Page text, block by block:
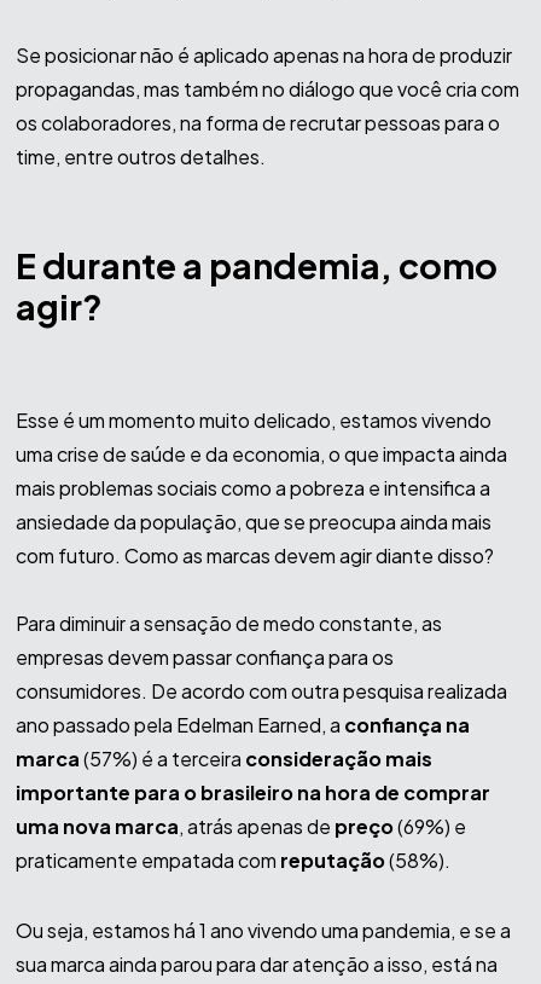
Se posicionar não é aplicado apenas na hora de produzir
propagandas, mas também no diálogo que você cria com
os colaboradores, na forma de recrutar pessoas para o
time, entre outros detalhes.
E durante a pandemia, como
agir?
Esse é um momento muito delicado, estamos vivendo
uma crise de saúde e da economia, o que impacta ainda
mais problemas sociais como a pobreza e intensifica a
ansiedade da população, que se preocupa ainda mais
com futuro. Como as marcas devem agir diante disso?
Para diminuir a sensação de medo constante, as
empresas devem passar confiança para os
consumidores. De acordo com outra pesquisa realizada
ano passado pela Edelman Earned, a confiança na
marca(57%) é a terceira consideração mais
importante para o brasileiro na hora de comprar
uma nova marca, atrás apenas de preço(69%) e
praticamente empatada com reputação(58%).
Ou seja, estamos há 1 ano vivendo uma pandemia, e se a
sua marca ainda parou para dar atenção a isso, está na